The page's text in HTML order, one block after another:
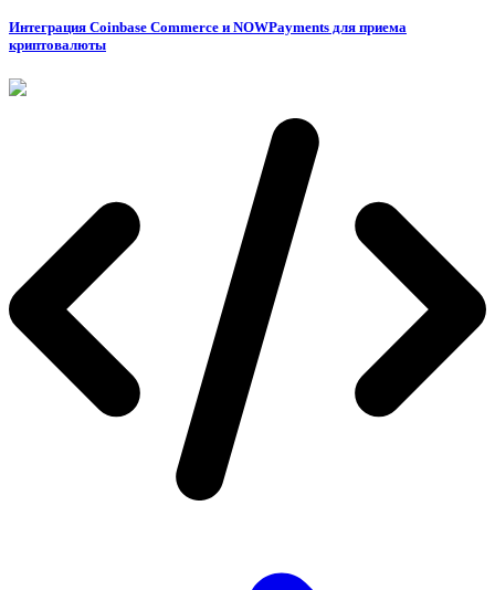
Интеграция Coinbase Commerce и NOWPayments для приема
криптовалюты